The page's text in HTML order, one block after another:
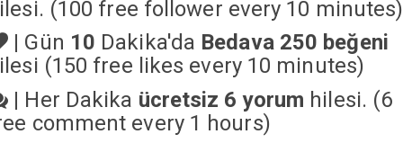
(100 free follower every 10 minutes)
| Gün 10 Dakika'da Bedava 250 beğeni
(150 free likes every 10 minutes)
| Her Dakika ücretsiz 6 yorum hilesi. (6
comment every 1 hours)